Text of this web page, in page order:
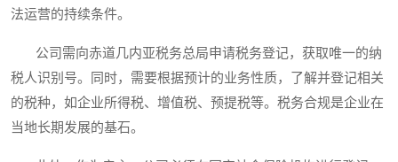
法运营的持续条件。
公司需向赤道几内亚税务总局申请税务登记，获取唯一的纳
税人识别号。同时，需要根据预计的业务性质，了解并登记相关
的税种，如企业所得税、增值税、预提税等。税务合规是企业在
当地长期发展的基石。